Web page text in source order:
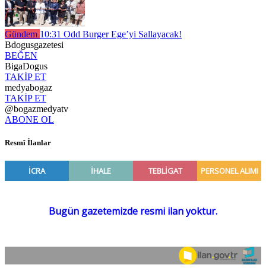
Gündem 10:31 Odd Burger Ege’yi Sallayacak!
Bdogusgazetesi
BEĞEN
BigaDogus
TAKİP ET
medyabogaz
TAKİP ET
@bogazmedyatv
ABONE OL
Resmî İlanlar